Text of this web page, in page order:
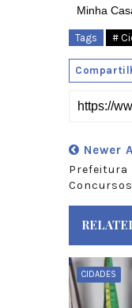
Minha
Tags #
Newer
Prefeitura
CIDADES